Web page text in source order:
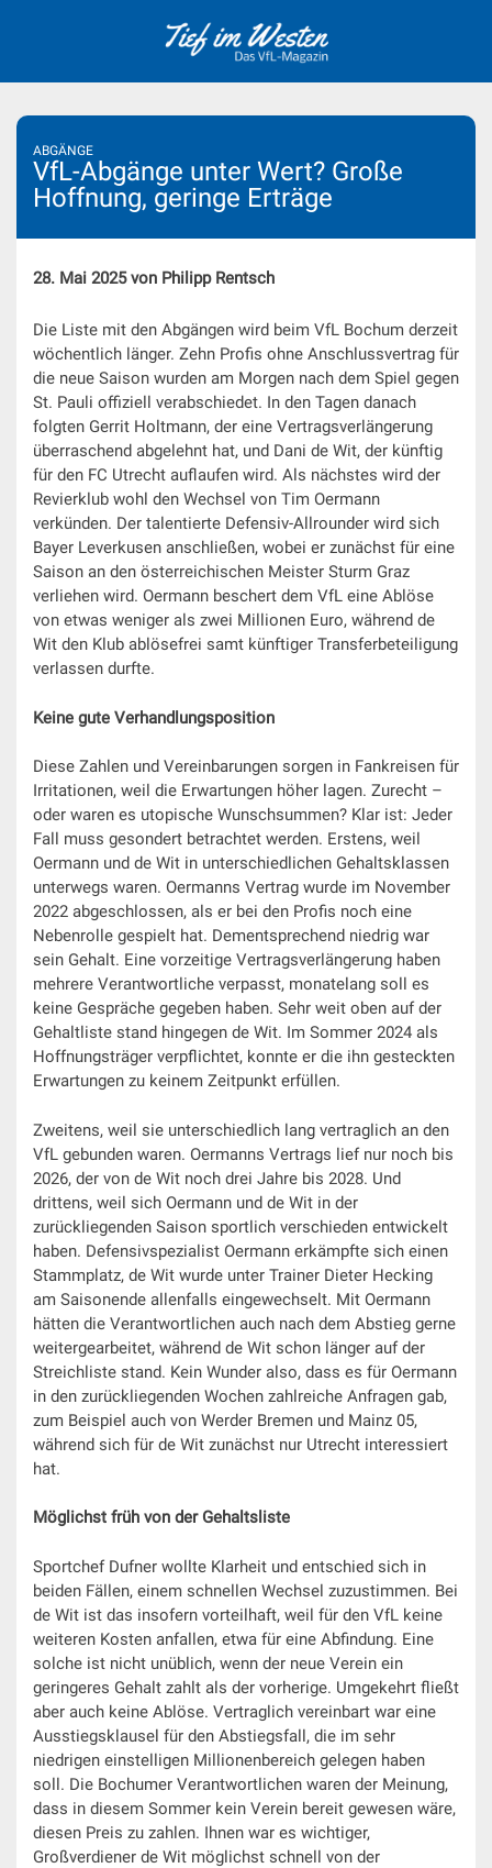
ABGÄNGE
VfL-Abgänge unter Wert? Große
Hoffnung, geringe Erträge
28. Mai 2025 von Philipp Rentsch
Die Liste mit den Abgängen wird beim VfL Bochum derzeit
wöchentlich länger. Zehn Profis ohne Anschlussvertrag für
die neue Saison wurden am Morgen nach dem Spiel gegen
St. Pauli offiziell verabschiedet. In den Tagen danach
folgten Gerrit Holtmann, der eine Vertragsverlängerung
überraschend abgelehnt hat, und Dani de Wit, der künftig
für den FC Utrecht auflaufen wird. Als nächstes wird der
Revierklub wohl den Wechsel von Tim Oermann
verkünden. Der talentierte Defensiv-Allrounder wird sich
Bayer Leverkusen anschließen, wobei er zunächst für eine
Saison an den österreichischen Meister Sturm Graz
verliehen wird. Oermann beschert dem VfL eine Ablöse
von etwas weniger als zwei Millionen Euro, während de
Wit den Klub ablösefrei samt künftiger Transferbeteiligung
verlassen durfte.
Keine gute Verhandlungsposition
Diese Zahlen und Vereinbarungen sorgen in Fankreisen für
Irritationen, weil die Erwartungen höher lagen. Zurecht –
oder waren es utopische Wunschsummen? Klar ist: Jeder
Fall muss gesondert betrachtet werden. Erstens, weil
Oermann und de Wit in unterschiedlichen Gehaltsklassen
unterwegs waren. Oermanns Vertrag wurde im November
2022 abgeschlossen, als er bei den Profis noch eine
Nebenrolle gespielt hat. Dementsprechend niedrig war
sein Gehalt. Eine vorzeitige Vertragsverlängerung haben
mehrere Verantwortliche verpasst, monatelang soll es
keine Gespräche gegeben haben. Sehr weit oben auf der
Gehaltliste stand hingegen de Wit. Im Sommer 2024 als
Hoffnungsträger verpflichtet, konnte er die ihn gesteckten
Erwartungen zu keinem Zeitpunkt erfüllen.
Zweitens, weil sie unterschiedlich lang vertraglich an den
VfL gebunden waren. Oermanns Vertrags lief nur noch bis
2026, der von de Wit noch drei Jahre bis 2028. Und
drittens, weil sich Oermann und de Wit in der
zurückliegenden Saison sportlich verschieden entwickelt
haben. Defensivspezialist Oermann erkämpfte sich einen
Stammplatz, de Wit wurde unter Trainer Dieter Hecking
am Saisonende allenfalls eingewechselt. Mit Oermann
hätten die Verantwortlichen auch nach dem Abstieg gerne
weitergearbeitet, während de Wit schon länger auf der
Streichliste stand. Kein Wunder also, dass es für Oermann
in den zurückliegenden Wochen zahlreiche Anfragen gab,
zum Beispiel auch von Werder Bremen und Mainz 05,
während sich für de Wit zunächst nur Utrecht interessiert
hat.
Möglichst früh von der Gehaltsliste
Sportchef Dufner wollte Klarheit und entschied sich in
beiden Fällen, einem schnellen Wechsel zuzustimmen. Bei
de Wit ist das insofern vorteilhaft, weil für den VfL keine
weiteren Kosten anfallen, etwa für eine Abfindung. Eine
solche ist nicht unüblich, wenn der neue Verein ein
geringeres Gehalt zahlt als der vorherige. Umgekehrt fließt
aber auch keine Ablöse. Vertraglich vereinbart war eine
Ausstiegsklausel für den Abstiegsfall, die im sehr
niedrigen einstelligen Millionenbereich gelegen haben
soll. Die Bochumer Verantwortlichen waren der Meinung,
dass in diesem Sommer kein Verein bereit gewesen wäre,
diesen Preis zu zahlen. Ihnen war es wichtiger,
Großverdiener de Wit möglichst schnell von der